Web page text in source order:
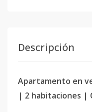
Descripción
Apartamento en
| 2 habitaciones |